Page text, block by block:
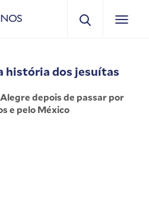
história dos jesuítas
depois de passar por
e pelo México